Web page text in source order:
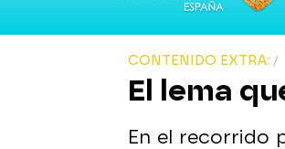
CONTENIDO EXTRA:
El lema
En el recorrido